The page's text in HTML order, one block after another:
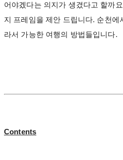
어야겠다는 의지가 생겼다고 할까
지 프레임을 제안 드립니다. 순천에
라서 가능한 여행의 방법들입니다.
Contents